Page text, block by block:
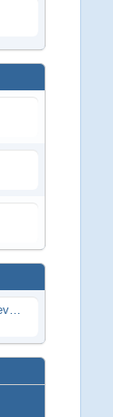
Problem mit Wassereintritt durchs Stevenrohr beim Rennboot